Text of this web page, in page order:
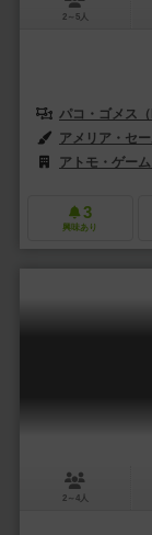
2～5人
パコ・ゴメス
アメリア・セ
アトモ・ゲー
3
興味あり
2～4人